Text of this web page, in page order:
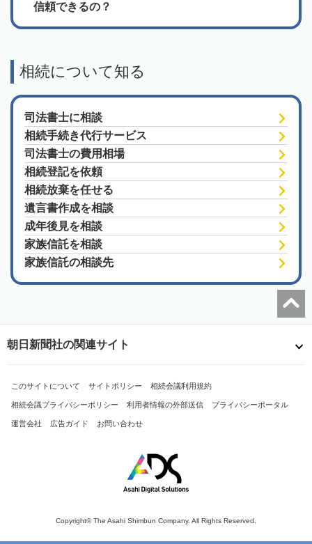
信頼できるの？
相続について知る
司法書士に相談
相続手続き代行サービス
司法書士の費用相場
相続登記を依頼
相続放棄を任せる
遺言書作成を相談
成年後見を相談
家族信託を相談
家族信託の相談先
朝日新聞社の関連サイト
このサイトについて サイトポリシー 相続会議利用規約
相続会議プライバシーポリシー 利用者情報の外部送信 プライバシーポータル
運営会社 広告ガイド お問い合わせ
Copyright© The Asahi Shimbun Company. All Rights Reserved.